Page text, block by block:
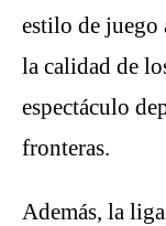
estilo de
la calidad de
espectáculo
fronteras.
Además, la